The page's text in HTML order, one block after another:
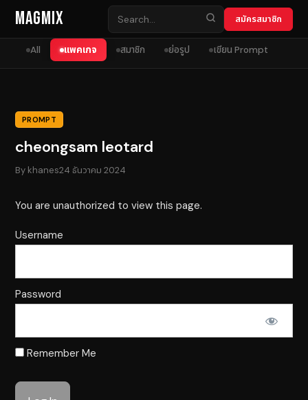
Skip to content
MagMix สมัครสมาชิก
All แพคเกจ สมาชิก ย่อรูป เขียน Prompt
PROMPT
cheongsam leotard
By khanes24 ธันวาคม 2024
You are unauthorized to view this page.
Username
Password
Remember Me